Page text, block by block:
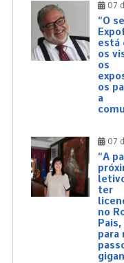
07
“O
está
os
os
os
a
07
“A
ter
no
para